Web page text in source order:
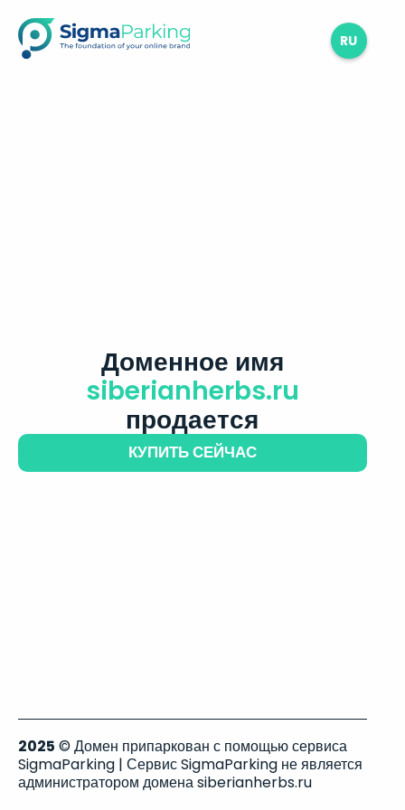
RU
Доменное имя
siberianherbs.ru
продается
КУПИТЬ СЕЙЧАС
2025 © Домен припаркован с помощью сервиса
SigmaParking | Сервис SigmaParking не является
администратором домена siberianherbs.ru